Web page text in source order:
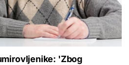
'Zbog